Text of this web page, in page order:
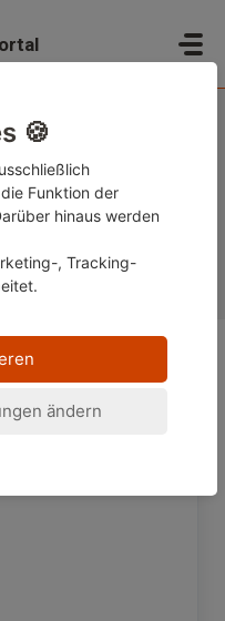
,
bei
und auch
🍪
Funktion der
hinaus werden
, Tracking-
ändern